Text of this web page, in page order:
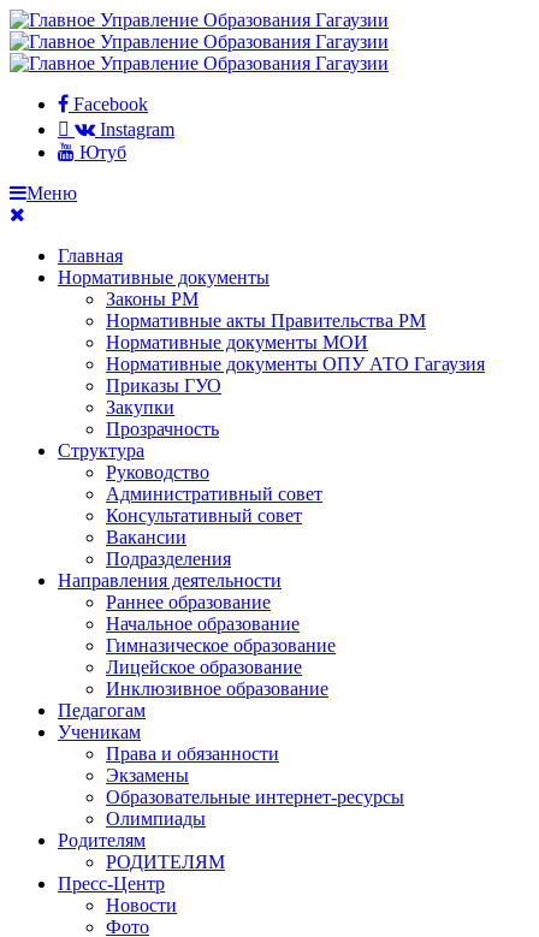
Facebook
Instagram
Ютуб
Меню
Главная
Нормативные документы
Законы РМ
Нормативные акты Правительства РМ
Нормативные документы МОИ
Нормативные документы ОПУ АТО Гагаузия
Приказы ГУО
Закупки
Прозрачность
Структура
Руководство
Административный совет
Консультативный совет
Вакансии
Подразделения
Направления деятельности
Раннее образование
Начальное образование
Гимназическое образование
Лицейское образование
Инклюзивное образование
Педагогам
Ученикам
Права и обязанности
Экзамены
Образовательные интернет-ресурсы
Олимпиады
Родителям
РОДИТЕЛЯМ
Пресс-Центр
Новости
Фото